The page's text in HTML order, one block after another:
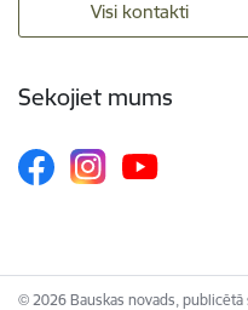
Visi kontakti
Sekojiet mums
© 2026 Bauskas novads,